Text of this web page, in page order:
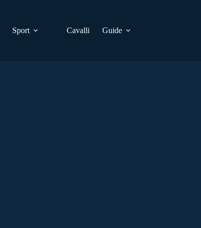
Sport Cavalli Guide